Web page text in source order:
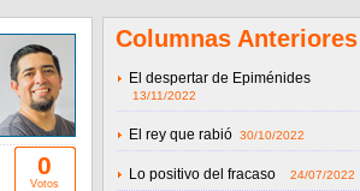
0
Votos
Columnas Anteriores
El despertar de Epiménides
13/11/2022
El rey que rabió 30/10/2022
Lo positivo del fracaso 24/07/2022